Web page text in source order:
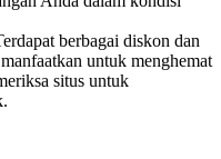
berbagai diskon dan
untuk menghemat
situs untuk